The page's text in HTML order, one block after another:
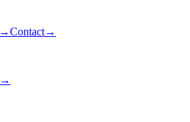
→Contact→
→